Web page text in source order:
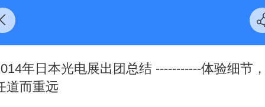
年日本光电展出团总结 -----------体验细节，
道而重远